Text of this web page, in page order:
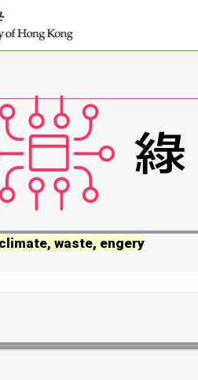
climate, waste, engery